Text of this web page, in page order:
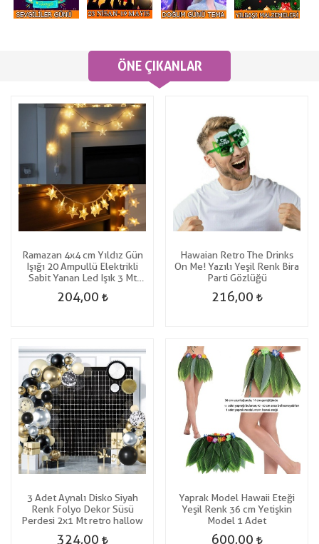
ÖNE ÇIKANLAR
Ramazan 4x4 cm Yıldız Gün
Işığı 20 Ampullü Elektrikli
Sabit Yanan Led Işık 3 Mt
204,00
Hawaian Retro The Drinks
On Me! Yazılı Yeşil Renk Bira
Parti Gözlüğü
216,00
3 Adet Aynalı Disko Siyah
Renk Folyo Dekor Süsü
Perdesi 2x1 Mt retro hallow
324,00
Yaprak Model Hawaii Eteği
Yeşil Renk 36 cm Yetişkin
Model 1 Adet
600,00